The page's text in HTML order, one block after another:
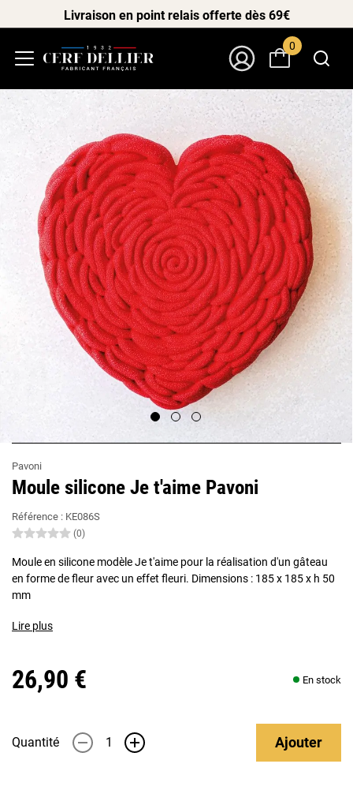
Livraison en point relais offerte dès 69€
0
Pavoni
Moule silicone Je t'aime Pavoni
Référence : KE086S
(0)
Moule en silicone modèle Je t'aime pour la réalisation d'un gâteau
en forme de fleur avec un effet fleuri. Dimensions : 185 x 185 x h 50
mm
Lire plus
26,90 € En stock
Quantité - + Ajouter